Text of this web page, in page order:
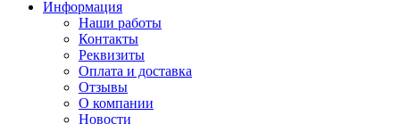
Информация
Наши работы
Контакты
Реквизиты
Оплата и доставка
Отзывы
О компании
Новости